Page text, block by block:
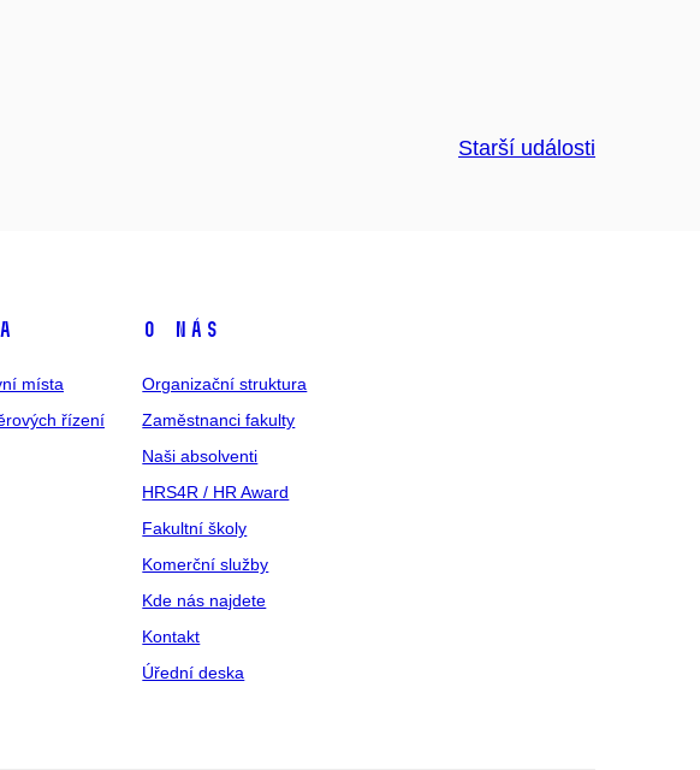
Starší události
místa
řízení
O nás
Organizační struktura
Zaměstnanci fakulty
Naši absolventi
HRS4R / HR Award
Fakultní školy
Komerční služby
Kde nás najdete
Kontakt
Úřední deska